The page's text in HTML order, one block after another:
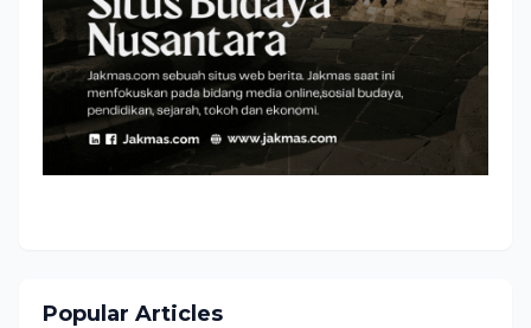
Popular Articles